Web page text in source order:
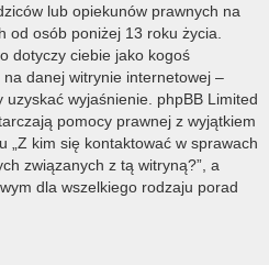
lub opiekunów prawnych na
od osób poniżej 13 roku życia.
dotyczy ciebie jako kogoś
danej witrynie internetowej –
wyjaśnienie. phpBB Limited
pomocy prawnej z wyjątkiem
„Z kim się kontaktować w sprawach
związanych z tą witryną?”, a
dla wszelkiego rodzaju porad